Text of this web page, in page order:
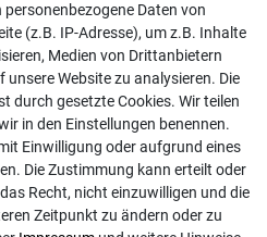
Kontakt
shop.de
507295
08:00 - 16:00
Daten von
(z.B. IP-Adresse), um z.B. Inhalte
Medien von Drittanbietern
Website zu analysieren. Die
durch gesetzte Cookies. Wir teilen
in den Einstellungen benennen.
Einwilligung oder aufgrund eines
Die Zustimmung kann erteilt oder
Recht, nicht einzuwilligen und die
Zeitpunkt zu ändern oder zu